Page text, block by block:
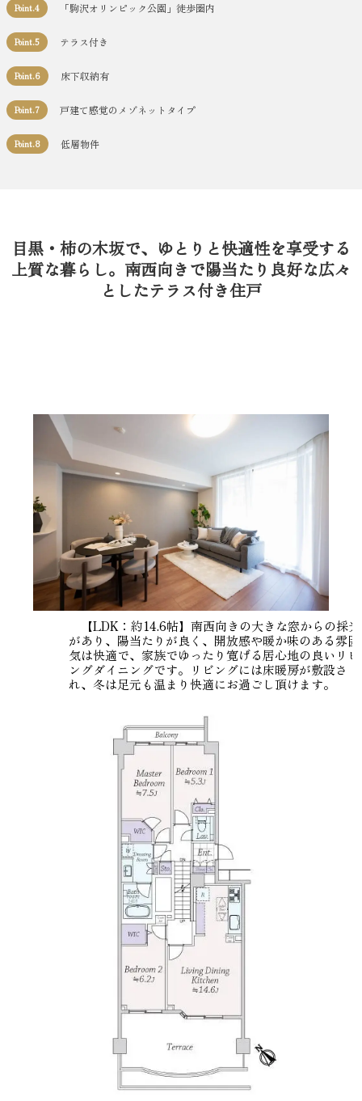
Point.4 「駒沢オリンピック公園」徒歩圏内
Point.5 テラス付き
Point.6 床下収納有
Point.7 戸建て感覚のメゾネットタイプ
Point.8 低層物件
目黒・柿の木坂で、ゆとりと快適性を享受する
上質な暮らし。南西向きで陽当たり良好な広々
としたテラス付き住戸
【LDK：約14.6帖】南西向きの大きな窓からの採光
があり、陽当たりが良く、開放感や暖か味のある雰囲
気は快適で、家族でゆったり寛げる居心地の良いリビ
ングダイニングです。リビングには床暖房が敷設さ
れ、冬は足元も温まり快適にお過ごし頂けます。